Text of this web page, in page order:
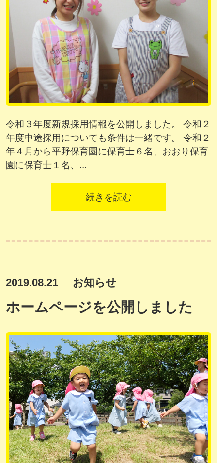
令和３年度新規採用情報を公開しました。 令和２
年度中途採用についても条件は一緒です。 令和２
年４月から平野保育園に保育士６名、おおり保育
園に保育士１名、...
続きを読む
2019.08.21 お知らせ
ホームページを公開しました